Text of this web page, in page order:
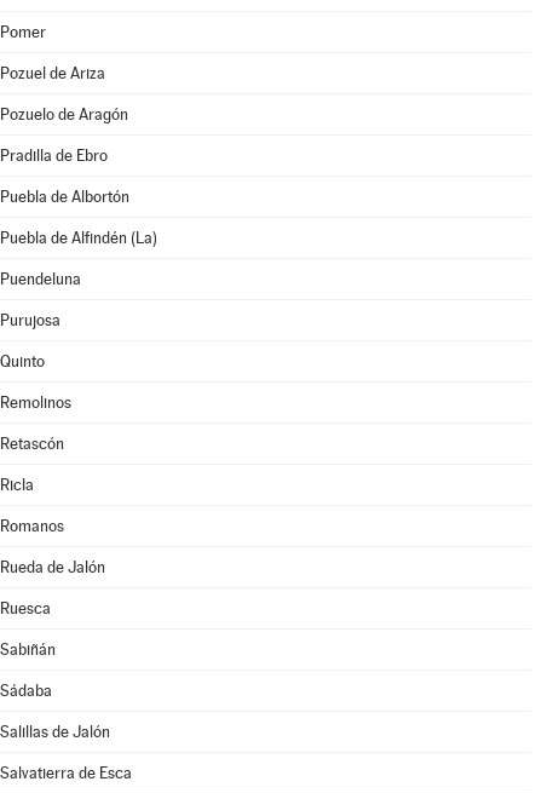
Pomer
Pozuel de Ariza
Pozuelo de Aragón
Pradilla de Ebro
Puebla de Albortón
Puebla de Alfindén (La)
Puendeluna
Purujosa
Quinto
Remolinos
Retascón
Ricla
Romanos
Rueda de Jalón
Ruesca
Sabiñán
Sádaba
Salillas de Jalón
Salvatierra de Esca